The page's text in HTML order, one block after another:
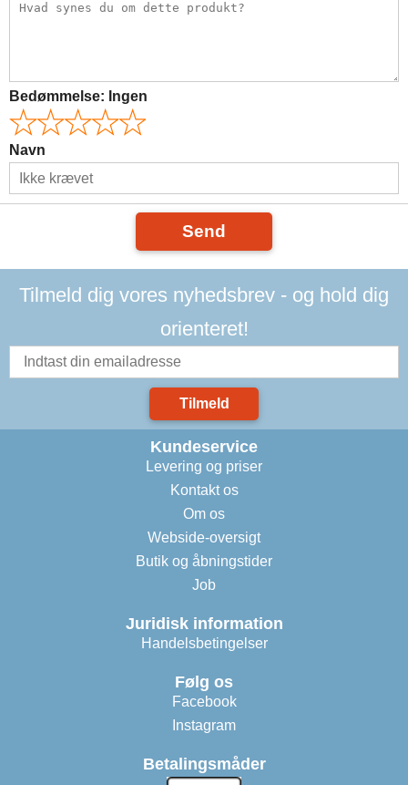
Bedømmelse: Ingen
Navn
Send
Tilmeld dig vores nyhedsbrev - og hold dig
orienteret!
Tilmeld
Kundeservice
Levering og priser
Kontakt os
Om os
Webside-oversigt
Butik og åbningstider
Job
Juridisk information
Handelsbetingelser
Følg os
Facebook
Instagram
Betalingsmåder